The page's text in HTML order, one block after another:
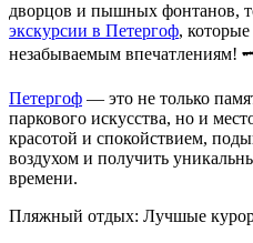
дворцов и пышных фонтанов,
экскурсии в Петергоф,
незабываемым впечатлениям!
Петергоф — это не только
паркового искусства, но и
красотой и спокойствием,
воздухом и получить
времени.
Пляжный отдых: Лучшые